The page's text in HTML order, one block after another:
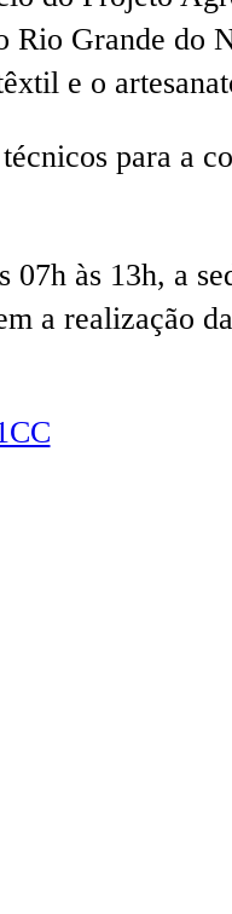
Grande do
e o
para a
às 13h, a
a realização